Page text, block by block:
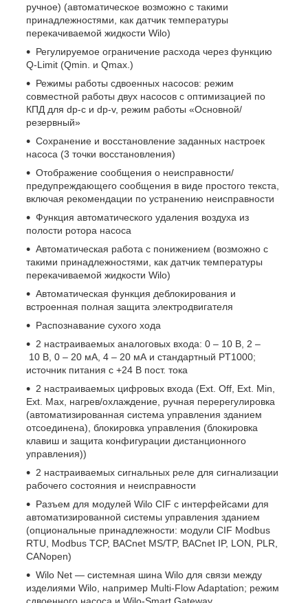
ручное) (автоматическое возможно с такими
принадлежностями, как датчик температуры
перекачиваемой жидкости Wilo)
Регулируемое ограничение расхода через функцию
Q-Limit (Qmin. и Qmax.)
Режимы работы сдвоенных насосов: режим
совместной работы двух насосов с оптимизацией по
КПД для dp-c и dp-v, режим работы «Основной/
резервный»
Сохранение и восстановление заданных настроек
насоса (3 точки восстановления)
Отображение сообщения о неисправности/
предупреждающего сообщения в виде простого текста,
включая рекомендации по устранению неисправности
Функция автоматического удаления воздуха из
полости ротора насоса
Автоматическая работа с понижением (возможно с
такими принадлежностями, как датчик температуры
перекачиваемой жидкости Wilo)
Автоматическая функция деблокирования и
встроенная полная защита электродвигателя
Распознавание сухого хода
2 настраиваемых аналоговых входа: 0 – 10 В, 2 –
10 В, 0 – 20 мА, 4 – 20 мА и стандартный PT1000;
источник питания с +24 В пост. тока
2 настраиваемых цифровых входа (Ext. Off, Ext. Min,
Ext. Max, нагрев/охлаждение, ручная перерегулировка
(автоматизированная система управления зданием
отсоединена), блокировка управления (блокировка
клавиш и защита конфигурации дистанционного
управления))
2 настраиваемых сигнальных реле для сигнализации
рабочего состояния и неисправности
Разъем для модулей Wilo CIF с интерфейсами для
автоматизированной системы управления зданием
(опциональные принадлежности: модули CIF Modbus
RTU, Modbus TCP, BACnet MS/TP, BACnet IP, LON, PLR,
CANopen)
Wilo Net — системная шина Wilo для связи между
изделиями Wilo, например Multi-Flow Adaptation; режим
сдвоенного насоса и Wilo-Smart Gateway